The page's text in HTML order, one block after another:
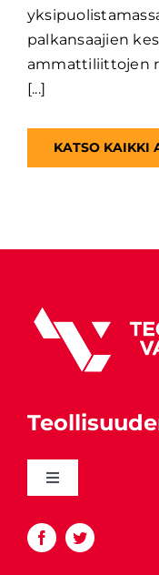
palkansaajien
ammattiliittojen
[...]
KATSO KAIKKI
Toggle
Katso yhteystiedot